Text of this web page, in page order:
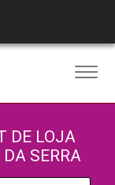
DE LOJA
SERRA